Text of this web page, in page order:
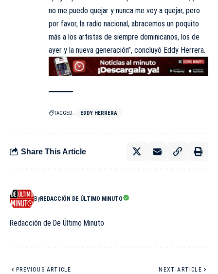
no me puedo quejar y nunca me voy a quejar, pero
por favor, la radio nacional, abracemos un poquito
más a los artistas de siempre dominicanos, los de
ayer y la nueva generación”, concluyó Eddy Herrera.
TAGGED: EDDY HERRERA
Share This Article
ByREDACCIÓN DE ÚLTIMO MINUTO
Redacción de De Último Minuto
PREVIOUS ARTICLE NEXT ARTICLE